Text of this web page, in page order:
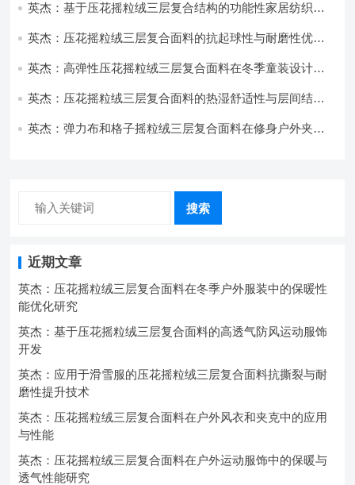
英杰：基于压花摇粒绒三层复合结构的功能性家居纺织品
英杰：压花摇粒绒三层复合面料的抗起球性与耐磨性优化
英杰：高弹性压花摇粒绒三层复合面料在冬季童装设计中
英杰：压花摇粒绒三层复合面料的热湿舒适性与层间结合
英杰：弹力布和格子摇粒绒三层复合面料在修身户外夹克
搜索
近期文章
英杰：压花摇粒绒三层复合面料在冬季户外服装中的保暖性
能优化研究
英杰：基于压花摇粒绒三层复合面料的高透气防风运动服饰
开发
英杰：应用于滑雪服的压花摇粒绒三层复合面料抗撕裂与耐
磨性提升技术
英杰：压花摇粒绒三层复合面料在户外风衣和夹克中的应用
与性能
英杰：压花摇粒绒三层复合面料在户外运动服饰中的保暖与
透气性能研究